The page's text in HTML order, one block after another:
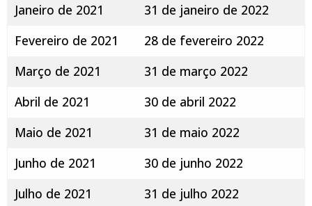
Janeiro de 2021
31 de janeiro de 2022
Fevereiro de 2021
28 de fevereiro 2022
Março de 2021
31 de março 2022
Abril de 2021
30 de abril 2022
Maio de 2021
31 de maio 2022
Junho de 2021
30 de junho 2022
Julho de 2021
31 de julho 2022